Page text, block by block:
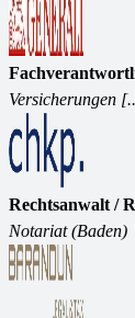
Versicherungen
Rechtsanwalt /
Notariat (Baden)